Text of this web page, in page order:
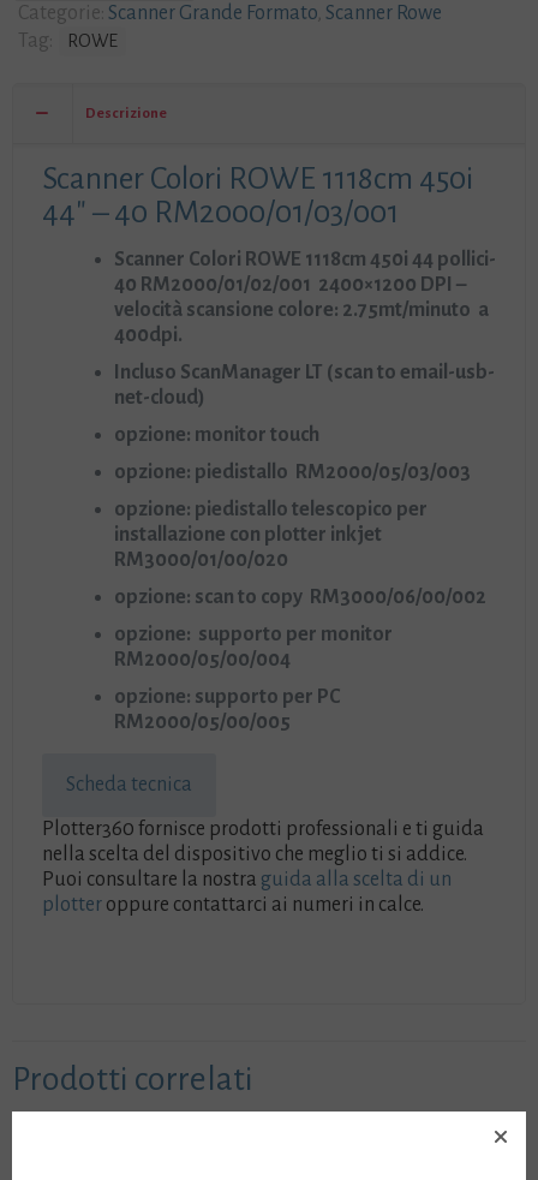
-
Categorie: Scanner Grande Formato Scanner Rowe
Tag:
ROWE
Descrizione
Scanner Colori ROWE 1118cm 450i
44″ – 40 RM2000/01/03/001
Scanner Colori ROWE 1118cm 450i 44 pollici-
40 RM2000/01/02/001 2400×1200 DPI –
velocità scansione colore: 2.75mt/minuto a
400dpi.
Incluso ScanManager LT (scan to email-usb-
net-cloud)
opzione: monitor touch
opzione: piedistallo RM2000/05/03/003
opzione: piedistallo telescopico per
installazione con plotter inkjet
RM3000/01/00/020
opzione: scan to copy RM3000/06/00/002
opzione: supporto per monitor
RM2000/05/00/004
opzione: supporto per PC
RM2000/05/00/005
Scheda tecnica
Plotter360 fornisce prodotti professionali e ti guida
nella scelta del dispositivo che meglio ti si addice.
Puoi consultare la nostra guida alla scelta di un
plotteroppure contattarci ai numeri in calce.
Prodotti correlati